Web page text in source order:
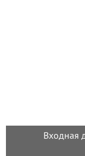
Входная